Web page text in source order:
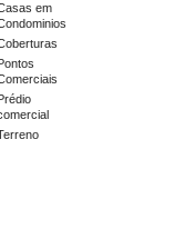
em
Pontos
Prédio